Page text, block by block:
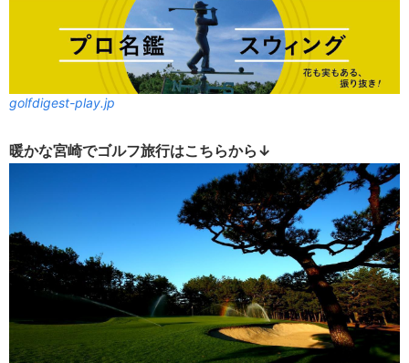
golfdigest-play.jp
暖かな宮崎でゴルフ旅行はこちらから↓